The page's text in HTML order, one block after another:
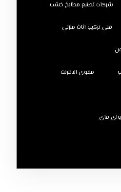
شركات تصنيع مطابخ خشب
فني تركيب اثاث منزلي
مقوي الانترنت
واي فاي